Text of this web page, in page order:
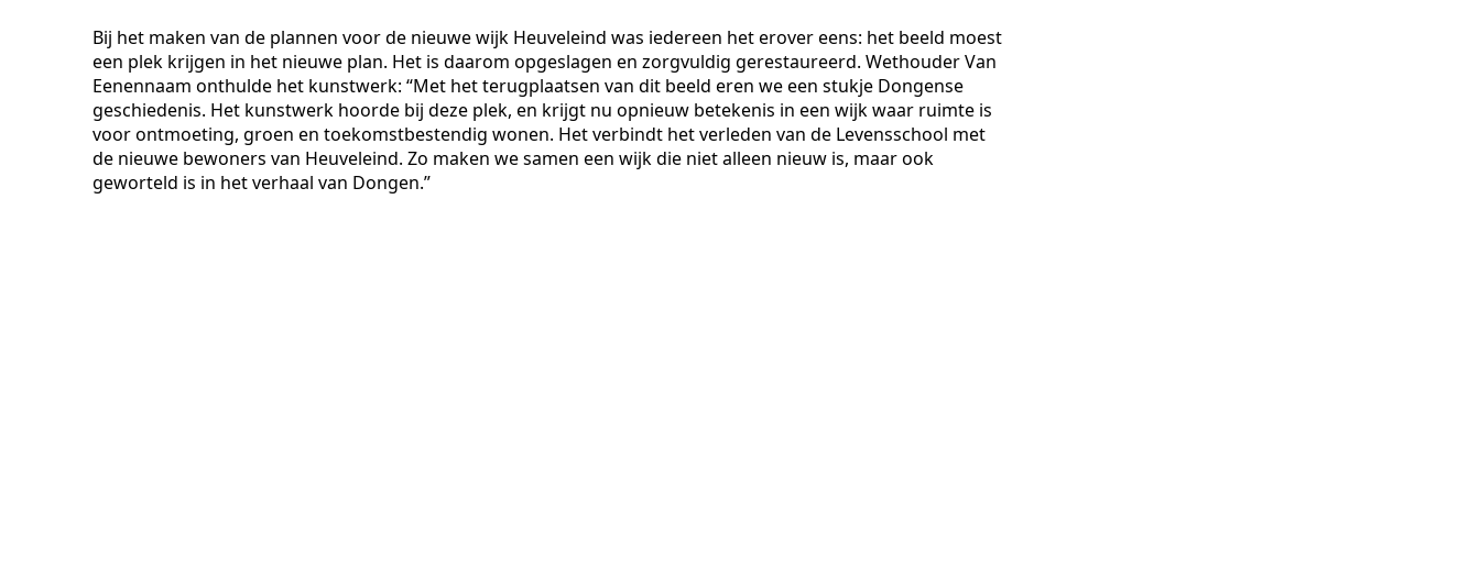
Bij het maken van de plannen voor de nieuwe wijk Heuveleind was iedereen het erover eens: het beeld moest
een plek krijgen in het nieuwe plan. Het is daarom opgeslagen en zorgvuldig gerestaureerd. Wethouder Van
Eenennaam onthulde het kunstwerk: “Met het terugplaatsen van dit beeld eren we een stukje Dongense
geschiedenis. Het kunstwerk hoorde bij deze plek, en krijgt nu opnieuw betekenis in een wijk waar ruimte is
voor ontmoeting, groen en toekomstbestendig wonen. Het verbindt het verleden van de Levensschool met
de nieuwe bewoners van Heuveleind. Zo maken we samen een wijk die niet alleen nieuw is, maar ook
geworteld is in het verhaal van Dongen.”